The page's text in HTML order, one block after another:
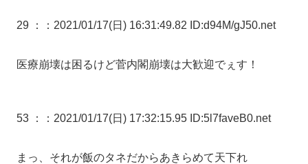
29 ： ：2021/01/17(日) 16:31:49.82 ID:d94M/gJ50.net
医療崩壊は困るけど菅内閣崩壊は大歓迎でぇす！
53 ： ：2021/01/17(日) 17:32:15.95 ID:5l7faveB0.net
まっ、それが飯のタネだからあきらめて天下れ